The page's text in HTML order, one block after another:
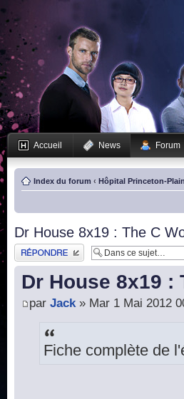
Accueil News Forum
Index du forum ‹ Hôpital Princeton-
Dr House 8x19 : The C
Publier une réponse
Dr House 8x19 :
par Jack» Mar 1 Mai 2012
Fiche complète de